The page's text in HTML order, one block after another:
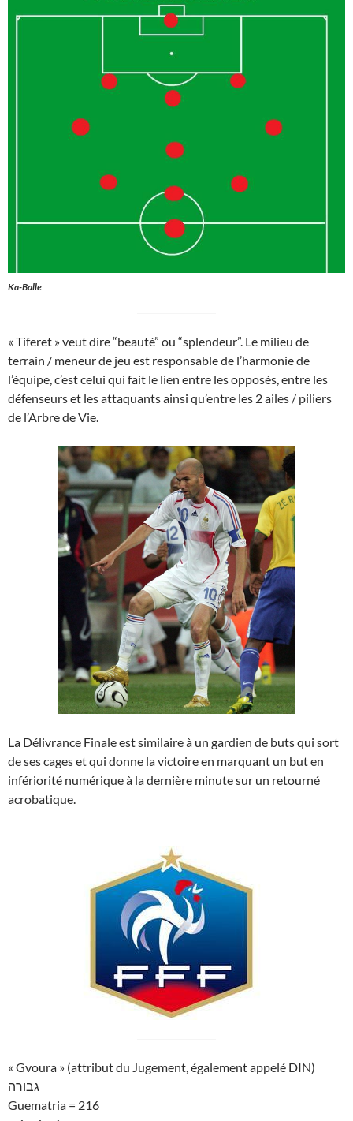
Ka-Balle
« Tiferet » veut dire “beauté” ou “splendeur”. Le milieu de
terrain / meneur de jeu est responsable de l’harmonie de
l’équipe, c’est celui qui fait le lien entre les opposés, entre les
défenseurs et les attaquants ainsi qu’entre les 2 ailes / piliers
de l’Arbre de Vie.
La Délivrance Finale est similaire à un gardien de buts qui sort
de ses cages et qui donne la victoire en marquant un but en
infériorité numérique à la dernière minute sur un retourné
acrobatique.
« Gvoura » (attribut du Jugement, également appelé DIN)
גבורה
Guematria = 216